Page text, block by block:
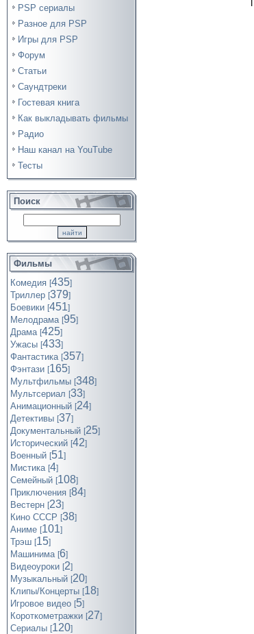
PSP сериалы
Разное для PSP
Игры для PSP
Форум
Статьи
Саундтреки
Гостевая книга
Как выкладывать фильмы
Радио
Наш канал на YouTube
Тесты
Поиск
Фильмы
Комедия [435]
Триллер [379]
Боевики [451]
Мелодрама [95]
Драма [425]
Ужасы [433]
Фантастика [357]
Фэнтази [165]
Мультфильмы [348]
Мультсериал [33]
Анимационный [24]
Детективы [37]
Документальный [25]
Исторический [42]
Военный [51]
Мистика [4]
Семейный [108]
Приключения [84]
Вестерн [23]
Кино СССР [38]
Аниме [101]
Трэш [15]
Машинима [6]
Видеоуроки [2]
Музыкальный [20]
Клипы/Концерты [18]
Игровое видео [5]
Короткометражки [27]
Cериалы [120]